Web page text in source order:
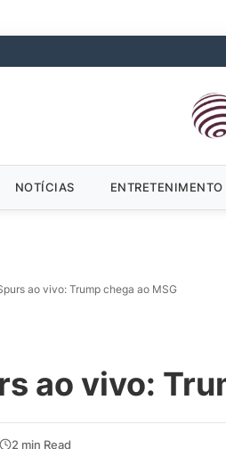
NOTÍCIAS ENTRETENIMENTO
ao vivo: Trump chega ao MSG
ao vivo:
2 min Read